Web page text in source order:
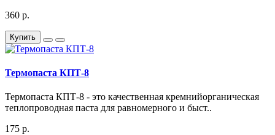
360 р.
Купить
Термопаста КПТ-8
Термопаста КПТ-8 - это качественная кремнийорганическая
теплопроводная паста для равномерного и быст..
175 р.